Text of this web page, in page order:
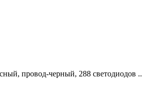
провод-черный, 288 светодиодов ..